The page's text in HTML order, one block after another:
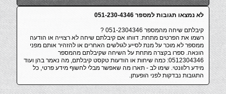
לא נמצאו תגובות למספר 051-230-4346
קיבלתם שיחה מהמספר 051-2304346 ?
רשמו את הפרטים מתחת. דווחו אם קיבלתם שיחה לא רצוייה או הודעה
ממספר לא מוכר על מנת לסייע לגולשים האחרים או להזהיר אותם מפני
הונאה. ספרו בקצרה מתחת על השיחה שקיבלתם מהמספר
0512304346: כמה שיחות או הודעות טקסט קיבלתם, מה נאמר בהן ועוד
מידע רלוונטי. שימו לב - תארו מה שאפשר מבלי לחשוף מידע פרטי, כל
התגובות נבדקות לפני הופעתן.